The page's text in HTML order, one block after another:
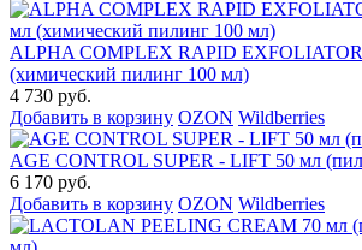
ALPHA COMPLEX RAPID
(химический пилинг 100 мл)
4 730 руб.
Добавить в корзину OZON Wildberries
AGE CONTROL SUPER - LIFT 50 мл
6 170 руб.
Добавить в корзину OZON Wildberries